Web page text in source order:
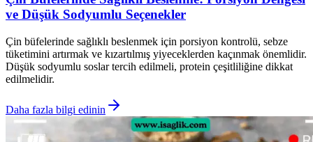
ve Düşük Sodyumlu Seçenekler
Çin büfelerinde sağlıklı beslenmek için porsiyon kontrolü, sebze
tüketimini artırmak ve kızartılmış yiyeceklerden kaçınmak önemlidir.
Düşük sodyumlu soslar tercih edilmeli, protein çeşitliliğine dikkat
edilmelidir.
Daha fazla bilgi edinin